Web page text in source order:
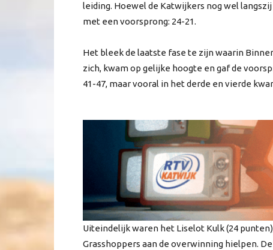
leiding. Hoewel de Katwijkers nog wel
met een voorsprong: 24-21.
Het bleek de laatste fase te zijn waarin
zich, kwam op gelijke hoogte en gaf de
41-47, maar vooral in het derde en vierde
Uiteindelijk waren het Liselot Kulk (24
Grasshoppers aan de overwinning hielpen.